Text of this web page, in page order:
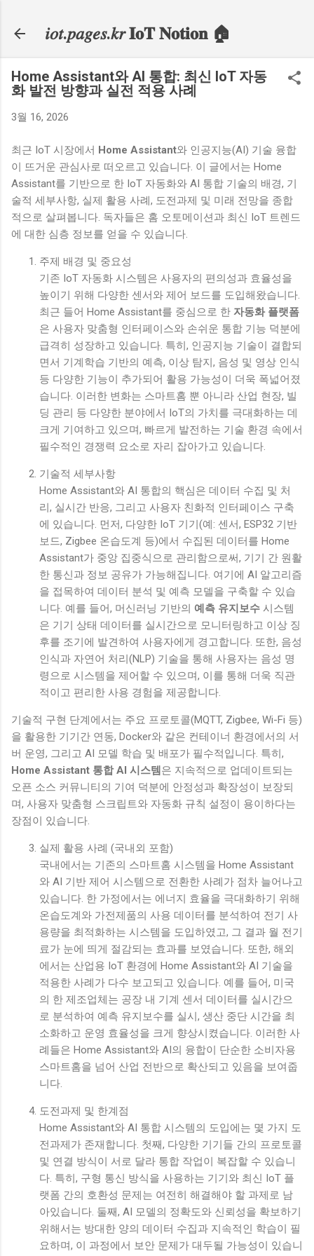
𝑖𝑜𝑡.𝑝𝑎𝑔𝑒𝑠.𝑘𝑟 𝐈𝐨𝐓 𝐍𝐨𝐭𝐢𝐨𝐧 🏠
Home Assistant와 AI 통합: 최신 IoT 자동
화 발전 방향과 실전 적용 사례
3월 16, 2026
최근 IoT 시장에서 Home Assistant와 인공지능(AI) 기술 융합
이 뜨거운 관심사로 떠오르고 있습니다. 이 글에서는 Home
Assistant를 기반으로 한 IoT 자동화와 AI 통합 기술의 배경, 기
술적 세부사항, 실제 활용 사례, 도전과제 및 미래 전망을 종합
적으로 살펴봅니다. 독자들은 홈 오토메이션과 최신 IoT 트렌드
에 대한 심층 정보를 얻을 수 있습니다.
주제 배경 및 중요성
기존 IoT 자동화 시스템은 사용자의 편의성과 효율성을
높이기 위해 다양한 센서와 제어 보드를 도입해왔습니다.
최근 들어 Home Assistant를 중심으로 한 자동화 플랫폼
은 사용자 맞춤형 인터페이스와 손쉬운 통합 기능 덕분에
급격히 성장하고 있습니다. 특히, 인공지능 기술이 결합되
면서 기계학습 기반의 예측, 이상 탐지, 음성 및 영상 인식
등 다양한 기능이 추가되어 활용 가능성이 더욱 폭넓어졌
습니다. 이러한 변화는 스마트홈 뿐 아니라 산업 현장, 빌
딩 관리 등 다양한 분야에서 IoT의 가치를 극대화하는 데
크게 기여하고 있으며, 빠르게 발전하는 기술 환경 속에서
필수적인 경쟁력 요소로 자리 잡아가고 있습니다.
기술적 세부사항
Home Assistant와 AI 통합의 핵심은 데이터 수집 및 처
리, 실시간 반응, 그리고 사용자 친화적 인터페이스 구축
에 있습니다. 먼저, 다양한 IoT 기기(예: 센서, ESP32 기반
보드, Zigbee 온습도계 등)에서 수집된 데이터를 Home
Assistant가 중앙 집중식으로 관리함으로써, 기기 간 원활
한 통신과 정보 공유가 가능해집니다. 여기에 AI 알고리즘
을 접목하여 데이터 분석 및 예측 모델을 구축할 수 있습
니다. 예를 들어, 머신러닝 기반의 예측 유지보수 시스템
은 기기 상태 데이터를 실시간으로 모니터링하고 이상 징
후를 조기에 발견하여 사용자에게 경고합니다. 또한, 음성
인식과 자연어 처리(NLP) 기술을 통해 사용자는 음성 명
령으로 시스템을 제어할 수 있으며, 이를 통해 더욱 직관
적이고 편리한 사용 경험을 제공합니다.
기술적 구현 단계에서는 주요 프로토콜(MQTT, Zigbee, Wi-Fi 등)
을 활용한 기기간 연동, Docker와 같은 컨테이너 환경에서의 서
버 운영, 그리고 AI 모델 학습 및 배포가 필수적입니다. 특히,
Home Assistant 통합 AI 시스템 은 지속적으로 업데이트되는
오픈 소스 커뮤니티의 기여 덕분에 안정성과 확장성이 보장되
며, 사용자 맞춤형 스크립트와 자동화 규칙 설정이 용이하다는
장점이 있습니다.
실제 활용 사례 (국내외 포함)
국내에서는 기존의 스마트홈 시스템을 Home Assistant
와 AI 기반 제어 시스템으로 전환한 사례가 점차 늘어나고
있습니다. 한 가정에서는 에너지 효율을 극대화하기 위해
온습도계와 가전제품의 사용 데이터를 분석하여 전기 사
용량을 최적화하는 시스템을 도입하였고, 그 결과 월 전기
료가 눈에 띄게 절감되는 효과를 보였습니다. 또한, 해외
에서는 산업용 IoT 환경에 Home Assistant와 AI 기술을
적용한 사례가 다수 보고되고 있습니다. 예를 들어, 미국
의 한 제조업체는 공장 내 기계 센서 데이터를 실시간으
로 분석하여 예측 유지보수를 실시, 생산 중단 시간을 최
소화하고 운영 효율성을 크게 향상시켰습니다. 이러한 사
례들은 Home Assistant와 AI의 융합이 단순한 소비자용
스마트홈을 넘어 산업 전반으로 확산되고 있음을 보여줍
니다.
도전과제 및 한계점
Home Assistant와 AI 통합 시스템의 도입에는 몇 가지 도
전과제가 존재합니다. 첫째, 다양한 기기들 간의 프로토콜
및 연결 방식이 서로 달라 통합 작업이 복잡할 수 있습니
다. 특히, 구형 통신 방식을 사용하는 기기와 최신 IoT 플
랫폼 간의 호환성 문제는 여전히 해결해야 할 과제로 남
아있습니다. 둘째, AI 모델의 정확도와 신뢰성을 확보하기
위해서는 방대한 양의 데이터 수집과 지속적인 학습이 필
요하며, 이 과정에서 보안 문제가 대두될 가능성이 있습니